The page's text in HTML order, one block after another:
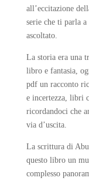
all’eccitazione
serie che ti parla
ascoltato.
La storia era una
libro e fantasia,
pdf un racconto
e incertezza, libri
ricordandoci che
via d’uscita.
La scrittura di
questo libro un
complesso